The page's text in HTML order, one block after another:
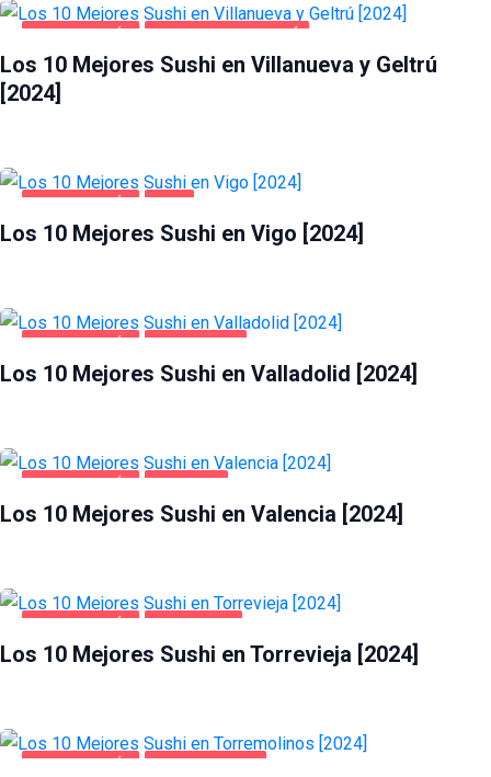
GASTRONOMÍA VILLANUEVA Y GELTRÚ
Los 10 Mejores Sushi en Villanueva y Geltrú
[2024]
GASTRONOMÍA VIGO
Los 10 Mejores Sushi en Vigo [2024]
GASTRONOMÍA VALLADOLID
Los 10 Mejores Sushi en Valladolid [2024]
GASTRONOMÍA VALENCIA
Los 10 Mejores Sushi en Valencia [2024]
GASTRONOMÍA TORREVIEJA
Los 10 Mejores Sushi en Torrevieja [2024]
GASTRONOMÍA TORREMOLINOS